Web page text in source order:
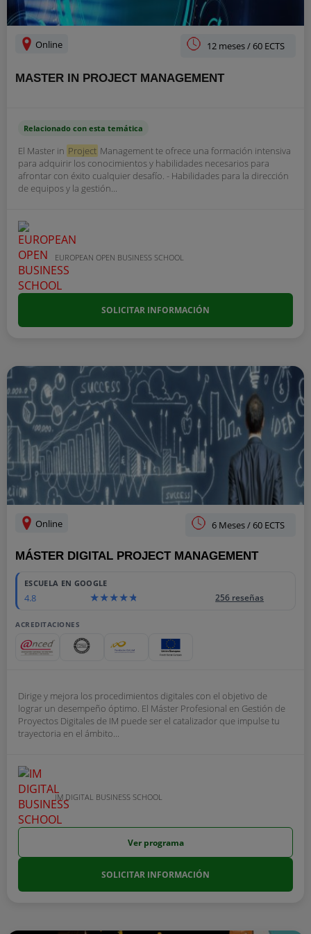
Online 12 meses / 60 ECTS
MASTER IN PROJECT MANAGEMENT
Relacionado con esta temática
El Master in Project Management te ofrece una formación intensiva
para adquirir los conocimientos y habilidades necesarios para
afrontar con éxito cualquier desafío. - Habilidades para la dirección
de equipos y la gestión...
EUROPEAN OPEN BUSINESS SCHOOL
SOLICITAR INFORMACIÓN
Online 6 Meses / 60 ECTS
MÁSTER DIGITAL PROJECT MANAGEMENT
ESCUELA EN GOOGLE
4.8 256 reseñas
ACREDITACIONES
Dirige y mejora los procedimientos digitales con el objetivo de
lograr un desempeño óptimo. El Máster Profesional en Gestión de
Proyectos Digitales de IM puede ser el catalizador que impulse tu
trayectoria en el ámbito...
IM DIGITAL BUSINESS SCHOOL
Ver programa
SOLICITAR INFORMACIÓN